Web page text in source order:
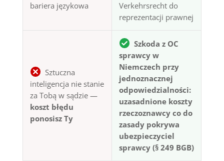
bariera językowa
Verkehrsrecht do
reprezentacji prawnej
Sztuczna
inteligencja nie stanie
za Tobą w sądzie —
koszt błędu
ponosisz Ty
Szkoda z OC
sprawcy w
Niemczech przy
jednoznacznej
odpowiedzialności:
uzasadnione koszty
rzeczoznawcy co do
zasady pokrywa
ubezpieczyciel
sprawcy (§ 249 BGB)